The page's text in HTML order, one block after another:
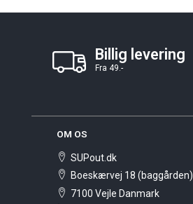
Billig levering
Fra 49.-
OM OS
SUPout.dk
Boeskærvej 18 (baggården)
7100 Vejle Danmark